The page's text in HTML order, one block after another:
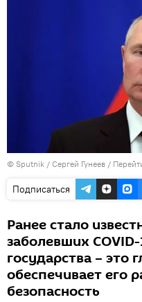
© Sputnik / Сергей Гунеев /
Подписаться
Ранее стало
заболевших
государства – это
обеспечивает его
безопасность